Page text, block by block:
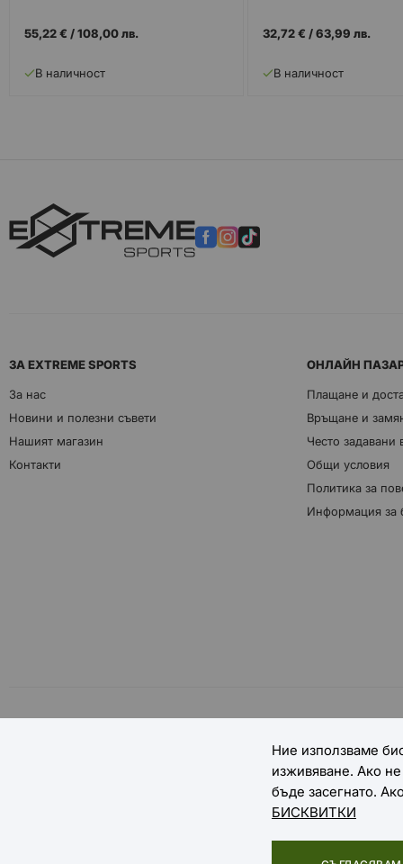
55,22 € /108,00 лв.
В наличност
32,72 € /63,99 лв.
В наличност
ЗА EXTREME SPORTS
За нас
Новини и полезни съвети
Нашият магазин
Контакти
ОНЛАЙН
Плащане и
Връщане и
Често задавани
Общи условия
Политика за
Информация за
Ние използваме
изживяване. Ако
бъде засегнато.
БИСКВИТКИ